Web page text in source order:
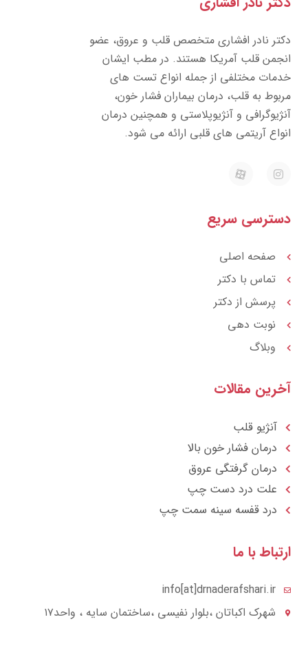
نادر افشاری متخصص قلب و عروق، عضو
قلب آمریکا هستند. در مطب ایشان
مختلفی از جمله انواع تست های
به قلب، درمان بیماران فشار خون،
و آنژیوپلاستی و همچنین درمان
آریتمی های قلبی ارائه می شود.
a
t
سریع
صفحه اصلی
تماس با دکتر
پرسش از دکتر
نوبت دهی
وبلاگ
مقالات
آنژیو قلب
درمان فشار خون بالا
درمان گرفتگی عروق
علت درد دست چپ
درد قفسه سينه سمت چپ
با ما
info[at]drnaderafshari.ir
شهرک اکباتان ،بلوار نفیسی ،ساختمان سایه ، واحد۱۷